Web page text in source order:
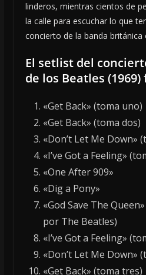
linderos, mientras cientos de
la calle para escuchar lo que
concierto de la banda británica
El setlist del
de los Beatles
«Get Back» (toma uno)
«Get Back» (toma dos)
«Don’t Let Me Down»
«I’ve Got a Feeling»
«One After 909»
«Dig a Pony»
«God Save The
por The Beatles)
«I’ve Got a Feeling»
«Don’t Let Me Down»
«Get Back» (toma tres)